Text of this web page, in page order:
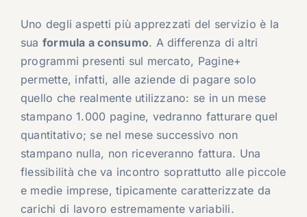
Uno degli aspetti più apprezzati del servizio è la
sua formula a consumo. A differenza di altri
programmi presenti sul mercato, Pagine+
permette, infatti, alle aziende di pagare solo
quello che realmente utilizzano: se in un mese
stampano 1.000 pagine, vedranno fatturare quel
quantitativo; se nel mese successivo non
stampano nulla, non riceveranno fattura. Una
flessibilità che va incontro soprattutto alle piccole
e medie imprese, tipicamente caratterizzate da
carichi di lavoro estremamente variabili.